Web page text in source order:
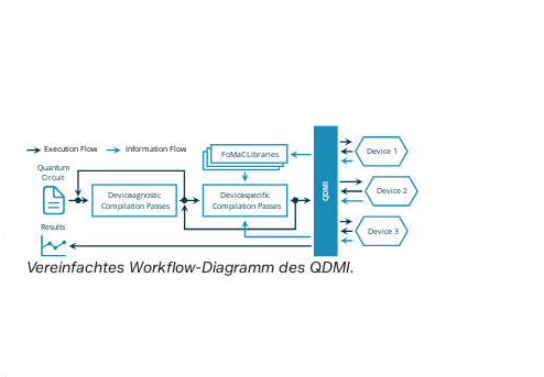
Vereinfachtes Workflow-Diagramm des QDMI.